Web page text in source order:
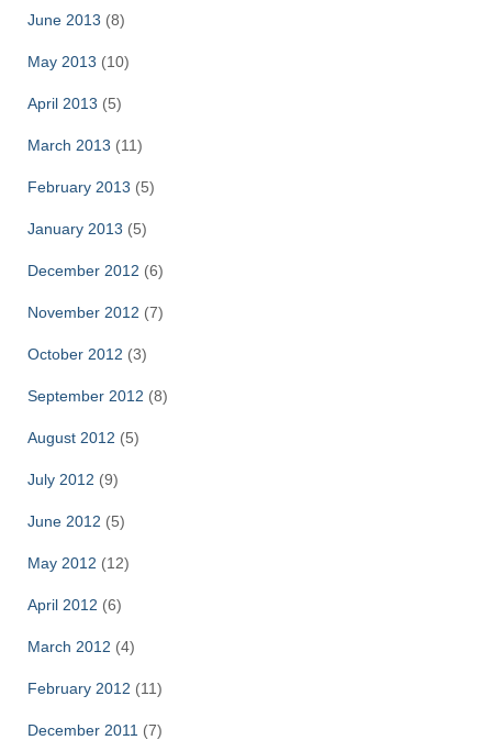
June 2013 (8)
May 2013 (10)
April 2013 (5)
March 2013 (11)
February 2013 (5)
January 2013 (5)
December 2012 (6)
November 2012 (7)
October 2012 (3)
September 2012 (8)
August 2012 (5)
July 2012 (9)
June 2012 (5)
May 2012 (12)
April 2012 (6)
March 2012 (4)
February 2012 (11)
December 2011 (7)